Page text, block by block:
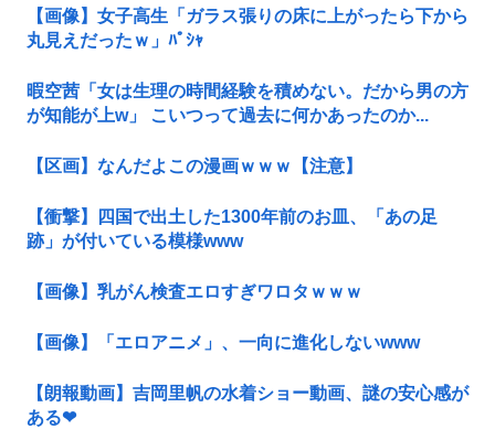
【画像】女子高生「ガラス張りの床に上がったら下から
丸見えだったｗ」ﾊﾟｼｬ
暇空茜「女は生理の時間経験を積めない。だから男の方
が知能が上w」 こいつって過去に何かあったのか...
【区画】なんだよこの漫画ｗｗｗ【注意】
【衝撃】四国で出土した1300年前のお皿、「あの足
跡」が付いている模様www
【画像】乳がん検査エロすぎワロタｗｗｗ
【画像】「エロアニメ」、一向に進化しないwww
【朗報動画】吉岡里帆の水着ショー動画、謎の安心感が
ある❤